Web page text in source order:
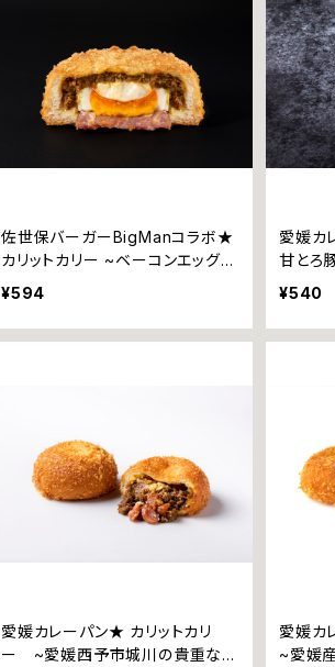
佐世保バーガーBigManコラボ★
カリットカリー ~ベーコンエッグチ
ーズ~
¥594
愛媛カ
甘とろ
¥540
愛媛カレーパン★ カリットカリ
ー ~愛媛西予市城川の貴重なウ
愛媛カ
~愛媛